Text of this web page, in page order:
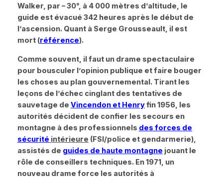
Walker, par – 30°, à 4 000 mètres d’altitude, le
guide est évacué 342 heures après le début de
l’ascension. Quant à Serge Grousseault, il est
mort (référence).
Comme souvent, il faut un drame spectaculaire
pour bousculer l’opinion publique et faire bouger
les choses au plan gouvernemental. Tirant les
leçons de l’échec cinglant des tentatives de
sauvetage de Vincendon et Henryfin 1956, les
autorités décident de confier les secours en
montagne à des professionnels des forces de
sécurité intérieure (FSI/police et gendarmerie),
assistés de guides de haute montagne jouant le
rôle de conseillers techniques. En 1971, un
nouveau drame force les autorités à